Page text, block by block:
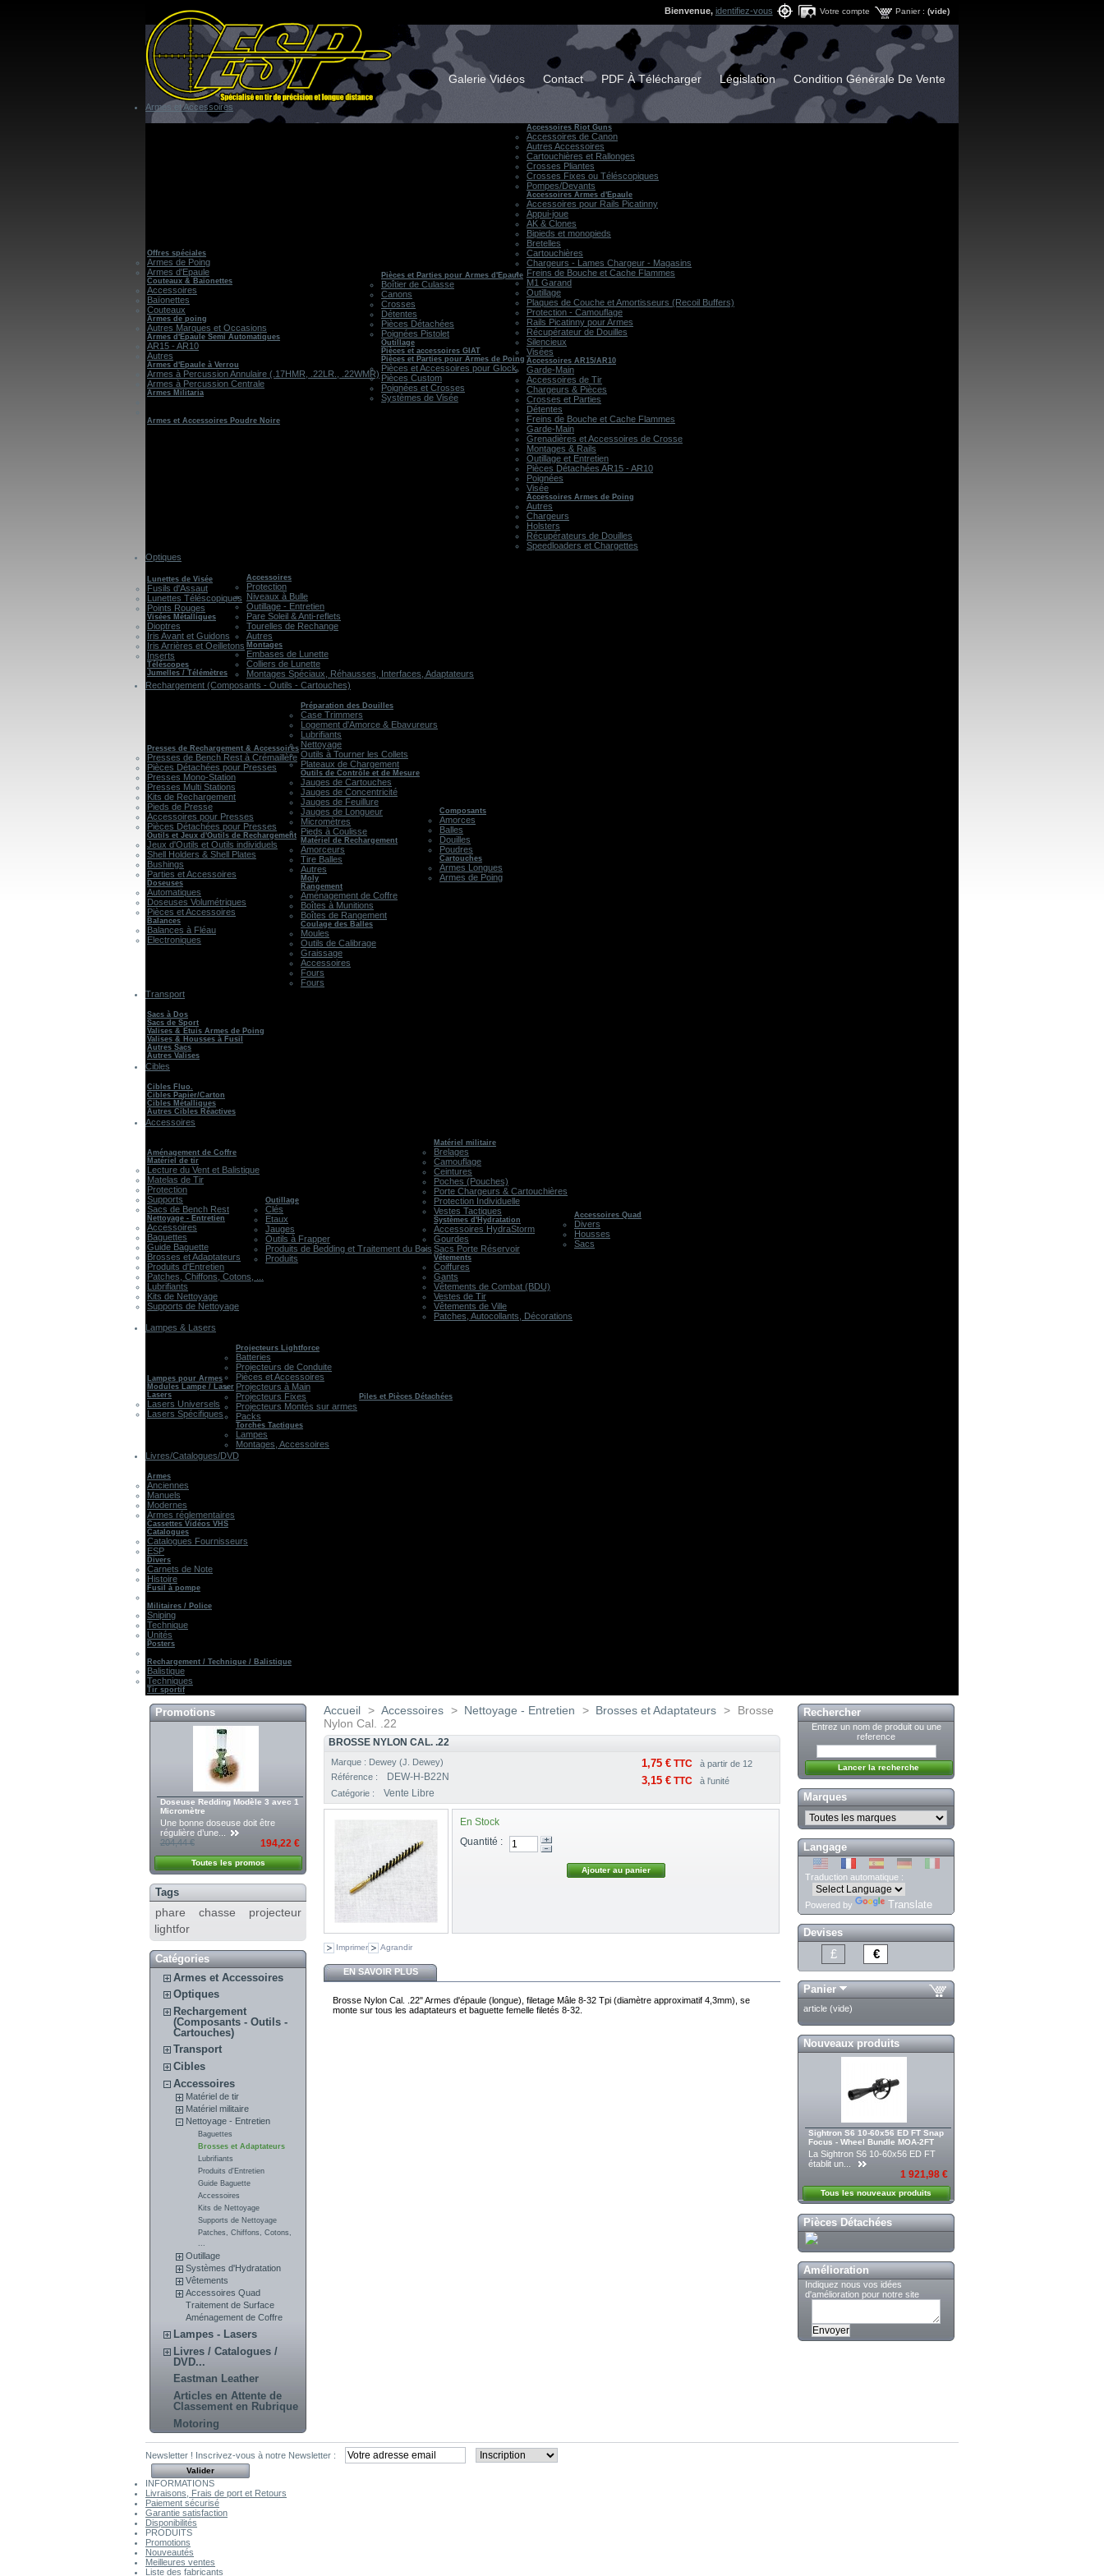
Bienvenue, identifiez-vous Panier : (vide)
Votre compte
Galerie Vidéos Contact PDF À Télécharger Législation Condition Générale De Vente
Armes et Accessoires
Offres spéciales
Armes de Poing
Armes d'Epaule
Couteaux & Baïonettes
Accessoires
Baïonettes
Couteaux
Armes de poing
Autres Marques et Occasions
Armes d'Epaule Semi Automatiques
AR15 - AR10
Autres
Armes d'Epaule à Verrou
Armes à Percussion Annulaire (.17HMR, .22LR., .22WMR)
Armes à Percussion Centrale
Armes Militaria
Armes et Accessoires Poudre Noire
Pièces et Parties pour Armes d'Epaule
Boîtier de Culasse
Canons
Crosses
Détentes
Pièces Détachées
Poignées Pistolet
Outillage
Pièces et accessoires GIAT
Pièces et Parties pour Armes de Poing
Pièces et Accessoires pour Glock
Pièces Custom
Poignées et Crosses
Systèmes de Visée
Accessoires Riot Guns
Accessoires de Canon
Autres Accessoires
Cartouchières et Rallonges
Crosses Pliantes
Crosses Fixes ou Téléscopiques
Pompes/Devants
Accessoires Armes d'Epaule
Accessoires pour Rails Picatinny
Appui-joue
AK & Clones
Bipieds et monopieds
Bretelles
Cartouchières
Chargeurs - Lames Chargeur - Magasins
Freins de Bouche et Cache Flammes
M1 Garand
Outillage
Plaques de Couche et Amortisseurs (Recoil Buffers)
Protection - Camouflage
Rails Picatinny pour Armes
Récupérateur de Douilles
Silencieux
Visées
Accessoires AR15/AR10
Garde-Main
Accessoires de Tir
Chargeurs & Pièces
Crosses et Parties
Détentes
Freins de Bouche et Cache Flammes
Garde-Main
Grenadières et Accessoires de Crosse
Montages & Rails
Outillage et Entretien
Pièces Détachées AR15 - AR10
Poignées
Visée
Accessoires Armes de Poing
Autres
Chargeurs
Holsters
Récupérateurs de Douilles
Speedloaders et Chargettes
Optiques
Lunettes de Visée
Fusils d'Assaut
Lunettes Téléscopiques
Points Rouges
Visées Métalliques
Dioptres
Iris Avant et Guidons
Iris Arrières et Oeilletons
Inserts
Téléscopes
Jumelles / Télémètres
Accessoires
Protection
Niveaux à Bulle
Outillage - Entretien
Pare Soleil & Anti-reflets
Tourelles de Rechange
Autres
Montages
Embases de Lunette
Colliers de Lunette
Montages Spéciaux, Réhausses, Interfaces, Adaptateurs
Rechargement (Composants - Outils - Cartouches)
Presses de Rechargement & Accessoires
Presses de Bench Rest à Crémaillère
Pièces Détachées pour Presses
Presses Mono-Station
Presses Multi Stations
Kits de Rechargement
Pieds de Presse
Accessoires pour Presses
Pièces Détachées pour Presses
Outils et Jeux d'Outils de Rechargement
Jeux d'Outils et Outils individuels
Shell Holders & Shell Plates
Bushings
Parties et Accessoires
Doseuses
Automatiques
Doseuses Volumétriques
Pièces et Accessoires
Balances
Balances à Fléau
Electroniques
Préparation des Douilles
Case Trimmers
Logement d'Amorce & Ebavureurs
Lubrifiants
Nettoyage
Outils à Tourner les Collets
Plateaux de Chargement
Outils de Contrôle et de Mesure
Jauges de Cartouches
Jauges de Concentricité
Jauges de Feuillure
Jauges de Longueur
Micromètres
Pieds à Coulisse
Matériel de Rechargement
Amorceurs
Tire Balles
Autres
Moly
Rangement
Aménagement de Coffre
Boîtes à Munitions
Boîtes de Rangement
Coulage des Balles
Moules
Outils de Calibrage
Graissage
Accessoires
Fours
Fours
Composants
Amorces
Balles
Douilles
Poudres
Cartouches
Armes Longues
Armes de Poing
Transport
Sacs à Dos
Sacs de Sport
Valises & Etuis Armes de Poing
Valises & Housses à Fusil
Autres Sacs
Autres Valises
Cibles
Cibles Fluo.
Cibles Papier/Carton
Cibles Métalliques
Autres Cibles Réactives
Accessoires
Aménagement de Coffre
Matériel de tir
Lecture du Vent et Balistique
Matelas de Tir
Protection
Supports
Sacs de Bench Rest
Nettoyage - Entretien
Accessoires
Baguettes
Guide Baguette
Brosses et Adaptateurs
Produits d'Entretien
Patches, Chiffons, Cotons, ...
Lubrifiants
Kits de Nettoyage
Supports de Nettoyage
Outillage
Clés
Etaux
Jauges
Outils à Frapper
Produits de Bedding et Traitement du Bois
Produits
Matériel militaire
Brelages
Camouflage
Ceintures
Poches (Pouches)
Porte Chargeurs & Cartouchières
Protection Individuelle
Vestes Tactiques
Systèmes d'Hydratation
Accessoires HydraStorm
Gourdes
Sacs Porte Réservoir
Vêtements
Coiffures
Gants
Vêtements de Combat (BDU)
Vestes de Tir
Vêtements de Ville
Patches, Autocollants, Décorations
Accessoires Quad
Divers
Housses
Sacs
Lampes & Lasers
Lampes pour Armes
Modules Lampe / Laser
Lasers
Lasers Universels
Lasers Spécifiques
Projecteurs Lightforce
Batteries
Projecteurs de Conduite
Pièces et Accessoires
Projecteurs à Main
Projecteurs Fixes
Projecteurs Montés sur armes
Packs
Torches Tactiques
Lampes
Montages, Accessoires
Piles et Pièces Détachées
Livres/Catalogues/DVD
Armes
Anciennes
Manuels
Modernes
Armes réglementaires
Cassettes Vidéos VHS
Catalogues
Catalogues Fournisseurs
ESP
Divers
Carnets de Note
Histoire
Fusil à pompe
Militaires / Police
Sniping
Technique
Unités
Posters
Rechargement / Technique / Balistique
Balistique
Techniques
Tir sportif
Promotions
Doseuse Redding Modèle 3 avec 1
Micromètre
Une bonne doseuse doit être
régulière d’une...
204,44 €
194,22 €
Toutes les promos
Tags
phare chasse projecteur
lightfor
Catégories
Armes et Accessoires
Optiques
Rechargement
(Composants - Outils -
Cartouches)
Transport
Cibles
Accessoires
Matériel de tir
Matériel militaire
Nettoyage - Entretien
Baguettes
Brosses et Adaptateurs
Lubrifiants
Produits d'Entretien
Guide Baguette
Accessoires
Kits de Nettoyage
Supports de Nettoyage
Patches, Chiffons, Cotons,
Outillage
Systèmes d'Hydratation
Vêtements
Accessoires Quad
Traitement de Surface
Aménagement de Coffre
Lampes - Lasers
Livres / Catalogues /
DVD...
Eastman Leather
Articles en Attente de
Classement en Rubrique
Motoring
Accueil > Accessoires > Nettoyage - Entretien > Brosses et Adaptateurs >
Brosse
Nylon Cal. .22
BROSSE NYLON CAL. .22
Marque : Dewey (J. Dewey)
Référence :
DEW-H-B22N
Catégorie : Vente Libre
1,75 € TTC à partir de 12
3,15 € TTC à l'unité
Imprimer Agrandir
En Stock
Quantité :
EN SAVOIR PLUS
Brosse Nylon Cal. .22" Armes d'épaule (longue), filetage Mâle 8-32 Tpi (diamètre approximatif 4,3mm), se
monte sur tous les adaptateurs et baguette femelle filetés 8-32.
Rechercher
Entrez un nom de produit ou une
reference
Marques
Langage
Traduction automatique :
Powered by Translate
Devises
£ €
Panier
article (vide)
Nouveaux produits
Sightron S6 10-60x56 ED FT Snap
Focus - Wheel Bundle MOA-2FT
La Sightron S6 10-60x56 ED FT
établit un...
1 921,98 €
Tous les nouveaux produits
Pièces Détachées
Amélioration
Indiquez nous vos idées
d'amélioration pour notre site
Newsletter ! Inscrivez-vous à notre Newsletter :
INFORMATIONS
Livraisons, Frais de port et Retours
Paiement sécurisé
Garantie satisfaction
Disponibilités
PRODUITS
Promotions
Nouveautés
Meilleures ventes
Liste des fabricants